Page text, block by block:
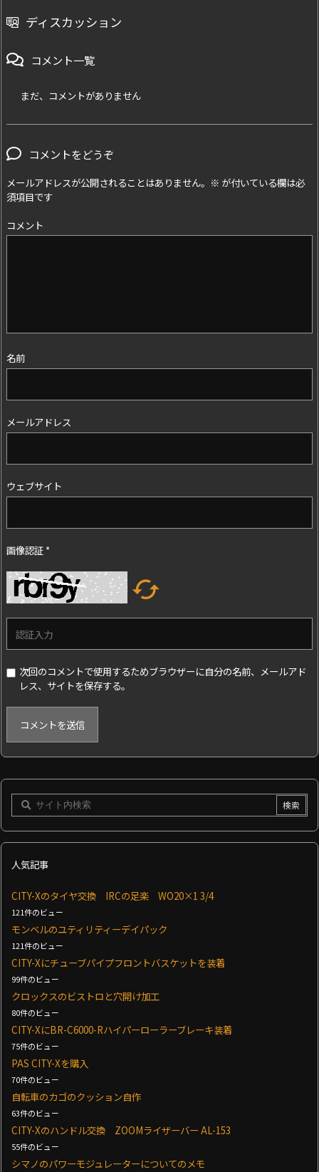
ディスカッション
コメント一覧
まだ、コメントがありません
コメントをどうぞ
メールアドレスが公開されることはありません。 ※ が付いている欄は必
須項目です
コメント
名前
メールアドレス
ウェブサイト
画像認証 *

次回のコメントで使用するためブラウザーに自分の名前、メールアド
レス、サイトを保存する。
人気記事
CITY-Xのタイヤ交換 IRCの足楽 WO20×1 3/4
121件のビュー
モンベルのユティリティーデイパック
121件のビュー
CITY-Xにチューブパイプフロントバスケットを装着
99件のビュー
クロックスのビストロと穴開け加工
80件のビュー
CITY-XにBR-C6000-Rハイパーローラーブレーキ装着
75件のビュー
PAS CITY-Xを購入
70件のビュー
自転車のカゴのクッション自作
63件のビュー
CITY-Xのハンドル交換 ZOOMライザーバー AL-153
55件のビュー
シマノのパワーモジュレーターについてのメモ